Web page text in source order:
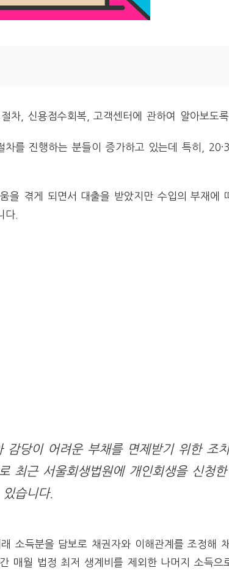
차, 신용점수회복, 고객센터에 관하여 알아보도
를 진행하는 분들이 증가하고 있는데 특히,
을 겪게 되면서 대출을 받았지만 수입의 부재에
다.
당이 어려운 부채를 면제받기 위한 조
최근 서울회생법원에 개인회생을 신청
습니다.
소득분을 담보로 채권자와 이해관계를 조정해
매월 법정 최저 생계비를 제외한 나머지 소득으